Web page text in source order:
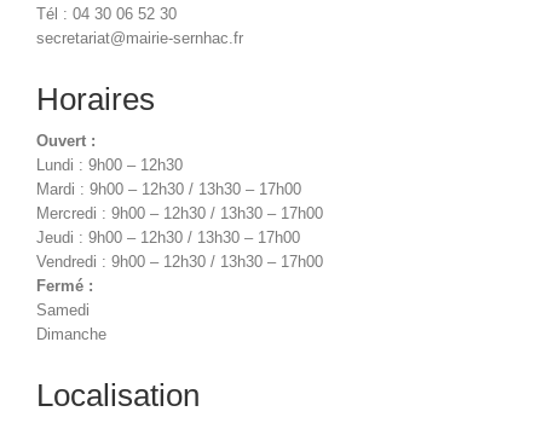
Tél : 04 30 06 52 30
secretariat@mairie-sernhac.fr
Horaires
Ouvert :
Lundi : 9h00 – 12h30
Mardi : 9h00 – 12h30 / 13h30 – 17h00
Mercredi : 9h00 – 12h30 / 13h30 – 17h00
Jeudi : 9h00 – 12h30 / 13h30 – 17h00
Vendredi : 9h00 – 12h30 / 13h30 – 17h00
Fermé :
Samedi
Dimanche
Localisation